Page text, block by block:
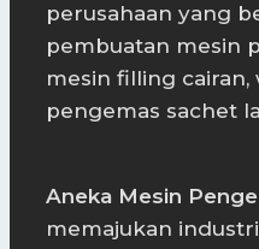
perusahaan yang
pembuatan mesin
mesin filling
pengemas sachet
Aneka Mesin
memajukan